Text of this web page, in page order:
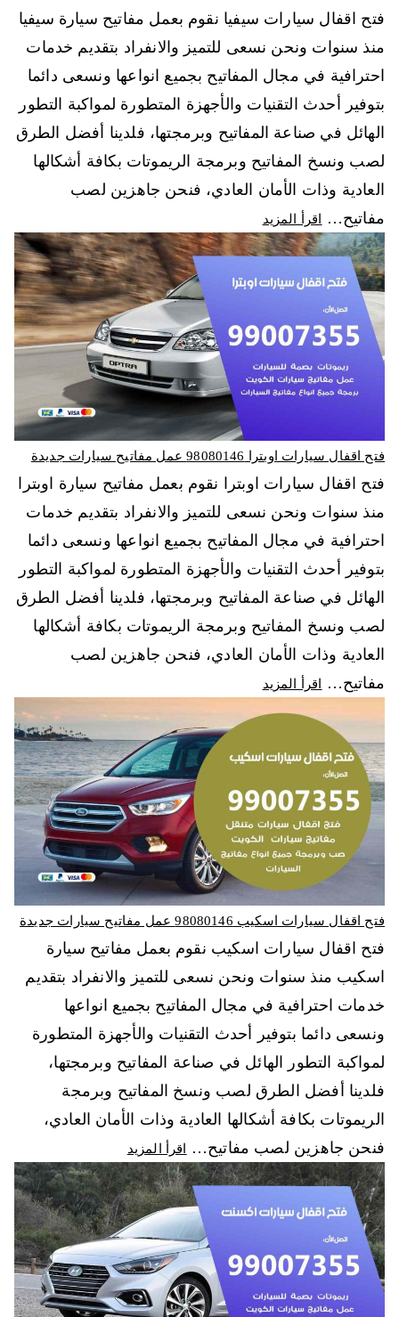
فتح اقفال سيارات سيفيا نقوم بعمل مفاتيح سيارة سيفيا
منذ سنوات ونحن نسعى للتميز والانفراد بتقديم خدمات
احترافية في مجال المفاتيح بجميع انواعها ونسعى دائما
بتوفير أحدث التقنيات والأجهزة المتطورة لمواكبة التطور
الهائل في صناعة المفاتيح وبرمجتها، فلدينا أفضل الطرق
لصب ونسخ المفاتيح وبرمجة الريموتات بكافة أشكالها
العادية وذات الأمان العادي، فنحن جاهزين لصب
مفاتيح…
اقرأ المزيد
فتح اقفال سيارات اوبترا 98080146‬ عمل مفاتيح سيارات جديدة
فتح اقفال سيارات اوبترا نقوم بعمل مفاتيح سيارة اوبترا
منذ سنوات ونحن نسعى للتميز والانفراد بتقديم خدمات
احترافية في مجال المفاتيح بجميع انواعها ونسعى دائما
بتوفير أحدث التقنيات والأجهزة المتطورة لمواكبة التطور
الهائل في صناعة المفاتيح وبرمجتها، فلدينا أفضل الطرق
لصب ونسخ المفاتيح وبرمجة الريموتات بكافة أشكالها
العادية وذات الأمان العادي، فنحن جاهزين لصب
مفاتيح…
اقرأ المزيد
فتح اقفال سيارات اسكيب 98080146‬ عمل مفاتيح سيارات جديدة
فتح اقفال سيارات اسكيب نقوم بعمل مفاتيح سيارة
اسكيب منذ سنوات ونحن نسعى للتميز والانفراد بتقديم
خدمات احترافية في مجال المفاتيح بجميع انواعها
ونسعى دائما بتوفير أحدث التقنيات والأجهزة المتطورة
لمواكبة التطور الهائل في صناعة المفاتيح وبرمجتها،
فلدينا أفضل الطرق لصب ونسخ المفاتيح وبرمجة
الريموتات بكافة أشكالها العادية وذات الأمان العادي،
فنحن جاهزين لصب مفاتيح…
اقرأ المزيد